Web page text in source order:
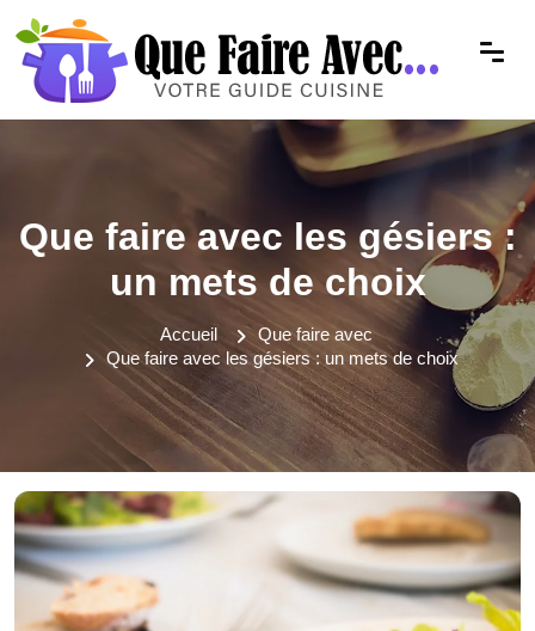
Que faire avec les gésiers :
un mets de choix
Accueil
Que faire avec
Que faire avec les gésiers : un mets de choix